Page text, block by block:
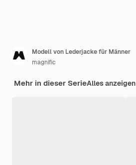
Modell von Lederjacke für Männer
magnific
Mehr in dieser SerieAlles anzeigen